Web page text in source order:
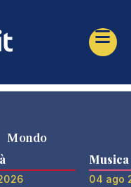
Mondo
Musica
04 ago